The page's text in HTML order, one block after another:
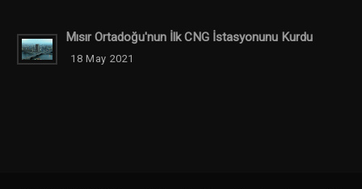
Mısır Ortadoğu'nun İlk CNG İstasyonunu Kurdu
18 May 2021